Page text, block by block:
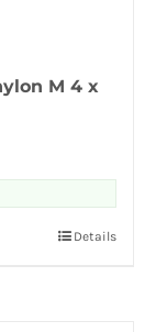
M 4 x
Details